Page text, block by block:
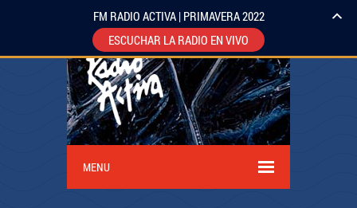
MENU
FM RADIO ACTIVA | PRIMAVERA 2022
ESCUCHAR LA RADIO EN VIVO